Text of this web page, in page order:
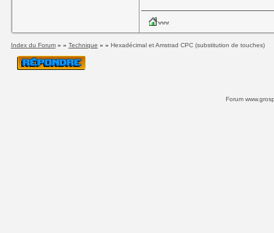
Index du Forum» » Technique » » Hexadécimal et Amstrad CPC (substitution de touches)
Forum